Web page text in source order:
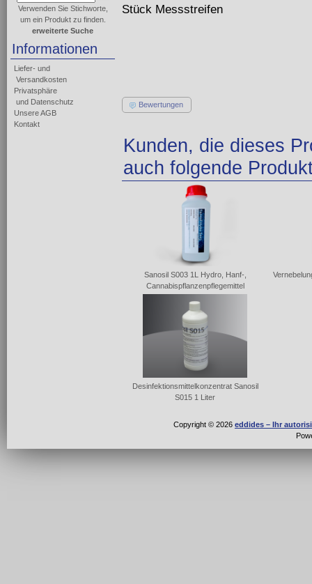
Stück Messstreifen
Bewertungen
Kunden, die dieses
auch folgende
Sanosil S003 1L Hydro, Hanf-,
Cannabispflanzenpflegemittel
Desinfektionsmittelkonzentrat Sanosil
S015 1 Liter
Verwenden Sie Stichworte,
um ein Produkt zu finden.
erweiterte Suche
Informationen
Liefer- und
Versandkosten
Privatsphäre
und Datenschutz
Unsere AGB
Kontakt
Copyright © 2026 eddides – Ihr